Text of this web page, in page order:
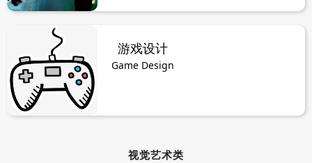
游戏设计
Game Design
视觉艺术类